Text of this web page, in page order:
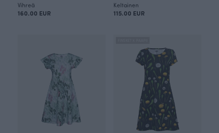
Vihreä
160.00 EUR
Keltainen
115.00 EUR